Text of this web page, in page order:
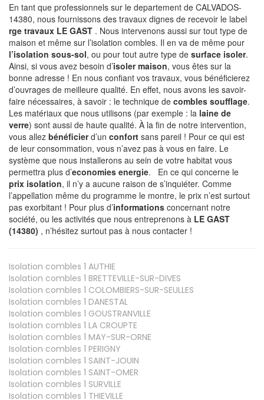
En tant que professionnels sur le departement de CALVADOS-
14380, nous fournissons des travaux dignes de recevoir le label
rge travaux LE GAST . Nous intervenons aussi sur tout type de
maison et même sur l’isolation combles. Il en va de même pour
l’isolation sous-sol, ou pour tout autre type de surface isoler.
Ainsi, si vous avez besoin d’isoler maison, vous êtes sur la
bonne adresse ! En nous confiant vos travaux, vous bénéficierez
d’ouvrages de meilleure qualité. En effet, nous avons les savoir-
faire nécessaires, à savoir : le technique de combles soufflage.
Les matériaux que nous utilisons (par exemple : la laine de
verre) sont aussi de haute qualité. À la fin de notre intervention,
vous allez bénéficierd’un confort sans pareil ! Pour ce qui est
de leur consommation, vous n’avez pas à vous en faire. Le
système que nous installerons au sein de votre habitat vous
permettra plus d’economies energie. En ce qui concerne le
prix isolation, il n’y a aucune raison de s’inquiéter. Comme
l’appellation même du programme le montre, le prix n’est surtout
pas exorbitant ! Pour plus d’informations concernant notre
société, ou les activités que nous entreprenons à LE GAST
(14380) , n’hésitez surtout pas à nous contacter !
Isolation combles 1 AUTHIE
Isolation combles 1 BRETTEVILLE-SUR-DIVES
Isolation combles 1 COLOMBIERS-SUR-SEULLES
Isolation combles 1 DANESTAL
Isolation combles 1 GOUSTRANVILLE
Isolation combles 1 LA CROUPTE
Isolation combles 1 MAY-SUR-ORNE
Isolation combles 1 PERIGNY
Isolation combles 1 SAINT-JOUIN
Isolation combles 1 SAINT-OMER
Isolation combles 1 SURVILLE
Isolation combles 1 THIEVILLE